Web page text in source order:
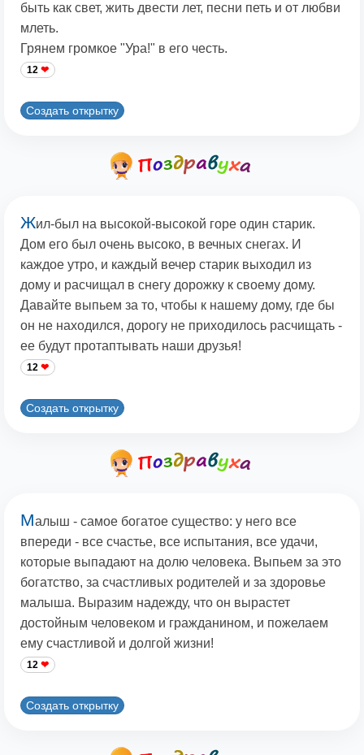
быть как свет, жить двести лет, песни петь и от любви
млеть.
Грянем громкое "Ура!" в его честь.
12
Создать открытку
Жил-был на высокой-высокой горе один старик.
Дом его был очень высоко, в вечных снегах. И
каждое утро, и каждый вечер старик выходил из
дому и расчищал в снегу дорожку к своему дому.
Давайте выпьем за то, чтобы к нашему дому, где бы
он не находился, дорогу не приходилось расчищать -
ее будут протаптывать наши друзья!
12
Создать открытку
Малыш - самое богатое существо: у него все
впереди - все счастье, все испытания, все удачи,
которые выпадают на долю человека. Выпьем за это
богатство, за счастливых родителей и за здоровье
малыша. Выразим надежду, что он вырастет
достойным человеком и гражданином, и пожелаем
ему счастливой и долгой жизни!
12
Создать открытку